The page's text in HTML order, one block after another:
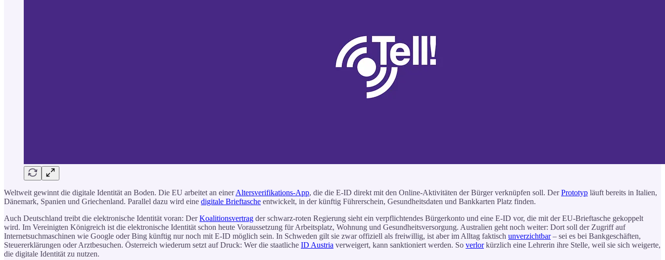
Weltweit gewinnt die digitale Identität an Boden. Die EU arbeitet an einerAltersverifikations-App, die die E-ID direkt mit den Online-Aktivitäten der Bürger verknüpfen soll. DerPrototyp läuft bereits in Italien,
Dänemark, Spanien und Griechenland. Parallel dazu wird eine digitale Brieftasche entwickelt, in der künftig Führerschein, Gesundheitsdaten und Bankkarten Platz finden.
Auch Deutschland treibt die elektronische Identität voran: DerKoalitionsvertrag der schwarz-roten Regierung sieht ein verpflichtendes Bürgerkonto und eine E-ID vor, die mit der EU-Brieftasche gekoppelt
wird. Im Vereinigten Königreich ist die elektronische Identität schon heute Voraussetzung für Arbeitsplatz, Wohnung und Gesundheitsversorgung. Australien geht noch weiter: Dort soll der Zugriff auf
Internetsuchmaschinen wie Google oder Bing künftig nur noch mit E-ID möglich sein. In Schweden gilt sie zwar offiziell als freiwillig, ist aber im Alltag faktisch unverzichtbar– sei es bei Bankgeschäften,
Steuererklärungen oder Arztbesuchen. Österreich wiederum setzt auf Druck: Wer die staatliche ID Austria verweigert, kann sanktioniert werden. So verlorkürzlich eine Lehrerin ihre Stelle, weil sie sich weigerte,
die digitale Identität zu nutzen.